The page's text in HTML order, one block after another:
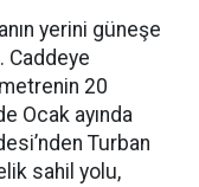
yerini güneşe
Caddeye
20
Ocak ayında
Turban
sahil yolu,